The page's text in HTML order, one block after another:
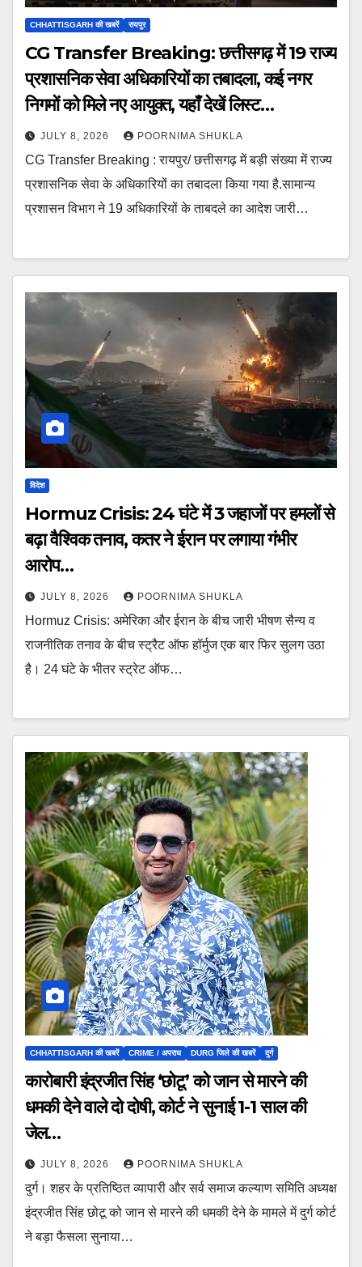
CHHATTISGARH की खबरें रायपुर
CG Transfer Breaking: छत्तीसगढ़ में 19 राज्य
प्रशासनिक सेवा अधिकारियों का तबादला, कई नगर
निगमों को मिले नए आयुक्त, यहाँ देखें लिस्ट…
JULY 8, 2026 POORNIMA SHUKLA
CG Transfer Breaking : रायपुर/ छत्तीसगढ़ में बड़ी संख्या में राज्य
प्रशासनिक सेवा के अधिकारियों का तबादला किया गया है.सामान्य
प्रशासन विभाग ने 19 अधिकारियों के ताबदले का आदेश जारी…
विदेश
Hormuz Crisis: 24 घंटे में 3 जहाजों पर हमलों से
बढ़ा वैश्विक तनाव, कतर ने ईरान पर लगाया गंभीर
आरोप…
JULY 8, 2026 POORNIMA SHUKLA
Hormuz Crisis: अमेरिका और ईरान के बीच जारी भीषण सैन्य व
राजनीतिक तनाव के बीच स्ट्रैट ऑफ हॉर्मुज एक बार फिर सुलग उठा
है। 24 घंटे के भीतर स्ट्रेट ऑफ…
CHHATTISGARH की खबरें CRIME / अपराध DURG जिले की खबरें दुर्ग
कारोबारी इंद्रजीत सिंह ‘छोटू’ को जान से मारने की
धमकी देने वाले दो दोषी, कोर्ट ने सुनाई 1-1 साल की
जेल…
JULY 8, 2026 POORNIMA SHUKLA
दुर्ग। शहर के प्रतिष्ठित व्यापारी और सर्व समाज कल्याण समिति अध्यक्ष
इंद्रजीत सिंह छोटू को जान से मारने की धमकी देने के मामले में दुर्ग कोर्ट
ने बड़ा फैसला सुनाया…